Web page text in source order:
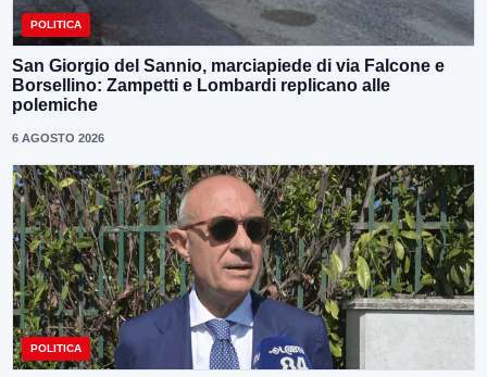
POLITICA
San Giorgio del Sannio, marciapiede di via Falcone e
Borsellino: Zampetti e Lombardi replicano alle
polemiche
6 AGOSTO 2026
POLITICA